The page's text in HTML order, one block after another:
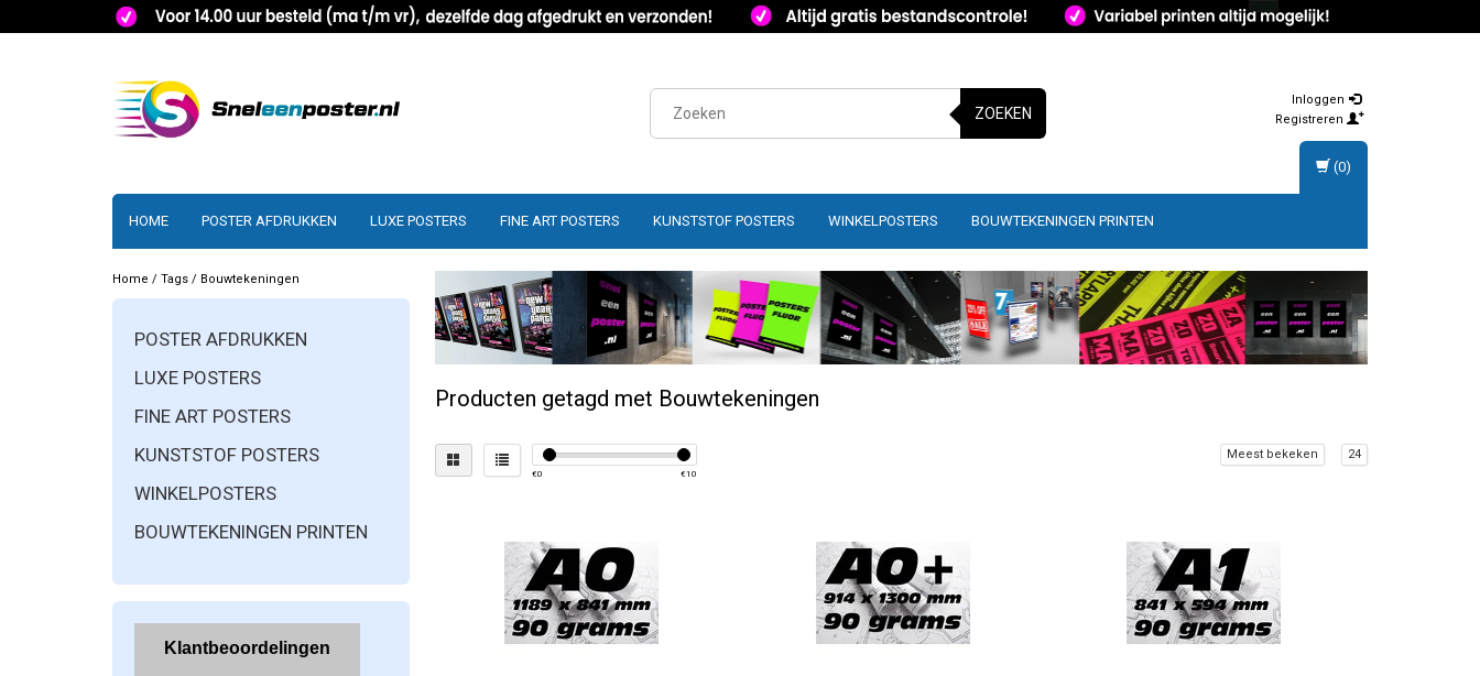
ZOEKEN
Inloggen
Registreren
HOME POSTER AFDRUKKEN LUXE POSTERS FINE ART POSTERS KUNSTSTOF POSTERS WINKELPOSTERS BOUWTEKENINGEN PRINTEN
(0)
Home / Tags / Bouwtekeningen
POSTER AFDRUKKEN
LUXE POSTERS
FINE ART POSTERS
KUNSTSTOF POSTERS
WINKELPOSTERS
BOUWTEKENINGEN PRINTEN
Producten getagd met Bouwtekeningen
€0 €10
Meest bekeken 24